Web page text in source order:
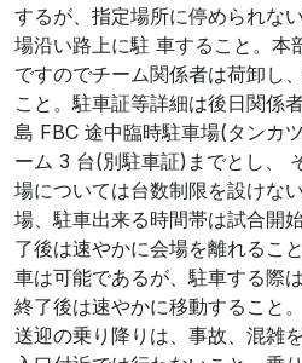
するが、指定場所に停められな
場沿い路上に駐 車すること。本
ですのでチーム関係者は荷卸し
こと。駐車証等詳細は後日関係
島 FBC 途中臨時駐車場(タンカ
ーム 3 台(別駐車証)までとし、
場については台数制限を設けな
場、駐車出来る時間帯は試合開
了後は速やかに会場を離れるこ
車は可能であるが、駐車する際
終了後は速やかに移動すること
送迎の乗り降りは、事故、混雑